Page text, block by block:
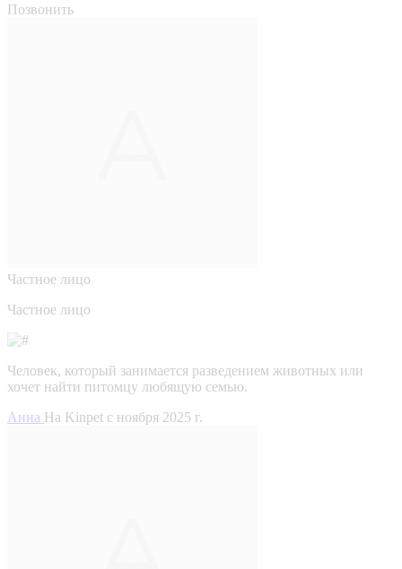
Позвонить
Частное лицо
Частное лицо
Человек, который занимается разведением животных или
хочет найти питомцу любящую семью.
Анна На Kinpet c ноября 2025 г.